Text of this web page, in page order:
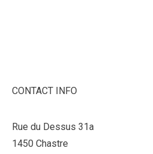
CONTACT INFO
Rue du Dessus 31a
1450 Chastre